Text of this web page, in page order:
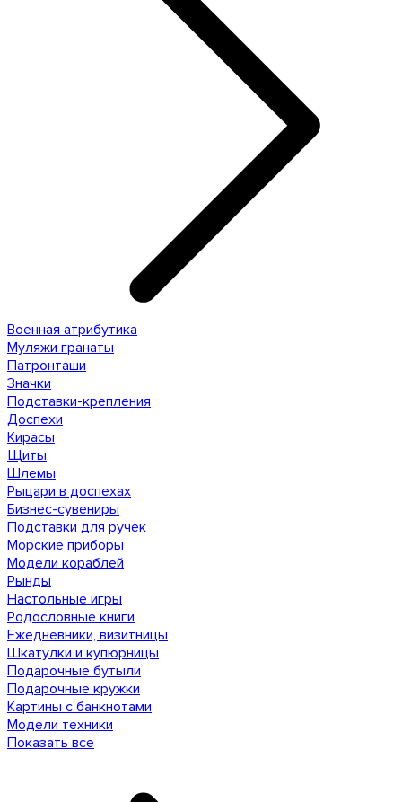
Военная атрибутика
Муляжи гранаты
Патронташи
Значки
Подставки-крепления
Доспехи
Кирасы
Щиты
Шлемы
Рыцари в доспехах
Бизнес-сувениры
Подставки для ручек
Морские приборы
Модели кораблей
Рынды
Настольные игры
Родословные книги
Ежедневники, визитницы
Шкатулки и купюрницы
Подарочные бутыли
Подарочные кружки
Картины с банкнотами
Модели техники
Показать все